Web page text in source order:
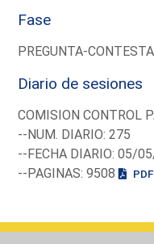
Fase
PREGUNTA-
Diario de sesiones
COMISION CONTROL
--NUM. DIARIO: 275
--FECHA DIARIO: 05/
--PAGINAS: 9508
PDF